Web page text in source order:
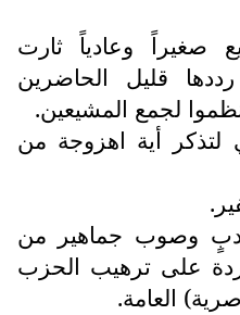
صغيراً وعادياً ثارت
رددها قليل الحاضرين
لجمع المشيعين.
أية اهزوجة من
وصوب جماهير من
على ترهيب الحزب
العامة.